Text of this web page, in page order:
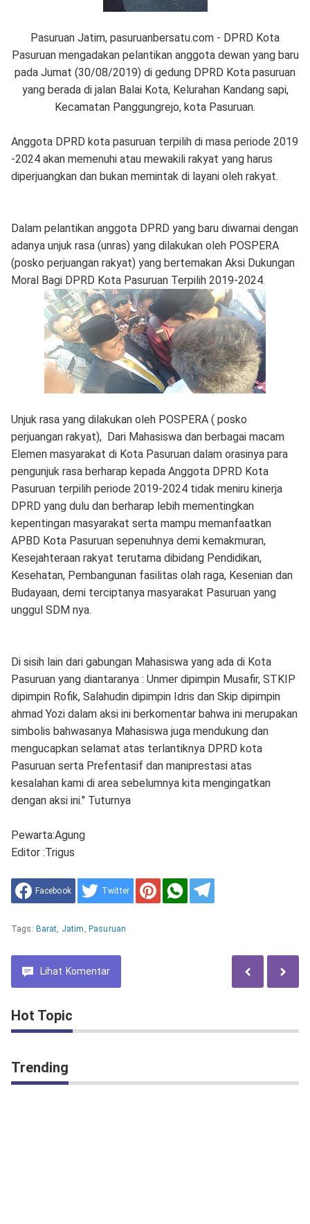
Pasuruan Jatim, pasuruanbersatu.com - DPRD Kota
Pasuruan mengadakan pelantikan anggota dewan yang baru
pada Jumat (30/08/2019) di gedung DPRD Kota pasuruan
yang berada di jalan Balai Kota, Kelurahan Kandang sapi,
Kecamatan Panggungrejo, kota Pasuruan.
Anggota DPRD kota pasuruan terpilih di masa periode 2019
-2024 akan memenuhi atau mewakili rakyat yang harus
diperjuangkan dan bukan memintak di layani oleh rakyat.
Dalam pelantikan anggota DPRD yang baru diwarnai dengan
adanya unjuk rasa (unras) yang dilakukan oleh POSPERA
(posko perjuangan rakyat) yang bertemakan Aksi Dukungan
Moral Bagi DPRD Kota Pasuruan Terpilih 2019-2024.
Unjuk rasa yang dilakukan oleh POSPERA ( posko
perjuangan rakyat), Dari Mahasiswa dan berbagai macam
Elemen masyarakat di Kota Pasuruan dalam orasinya para
pengunjuk rasa berharap kepada Anggota DPRD Kota
Pasuruan terpilih periode 2019-2024 tidak meniru kinerja
DPRD yang dulu dan berharap lebih mementingkan
kepentingan masyarakat serta mampu memanfaatkan
APBD Kota Pasuruan sepenuhnya demi kemakmuran,
Kesejahteraan rakyat terutama dibidang Pendidikan,
Kesehatan, Pembangunan fasilitas olah raga, Kesenian dan
Budayaan, demi terciptanya masyarakat Pasuruan yang
unggul SDM nya.
Di sisih lain dari gabungan Mahasiswa yang ada di Kota
Pasuruan yang diantaranya : Unmer dipimpin Musafir, STKIP
dipimpin Rofik, Salahudin dipimpin Idris dan Skip dipimpin
ahmad Yozi dalam aksi ini berkomentar bahwa ini merupakan
simbolis bahwasanya Mahasiswa juga mendukung dan
mengucapkan selamat atas terlantiknya DPRD kota
Pasuruan serta Prefentasif dan maniprestasi atas
kesalahan kami di area sebelumnya kita mengingatkan
dengan aksi ini." Tuturnya
Pewarta:Agung
Editor :Trigus
Facebook Twitter
Tags: Barat, Jatim , Pasuruan
Lihat Komentar
Hot Topic
Trending